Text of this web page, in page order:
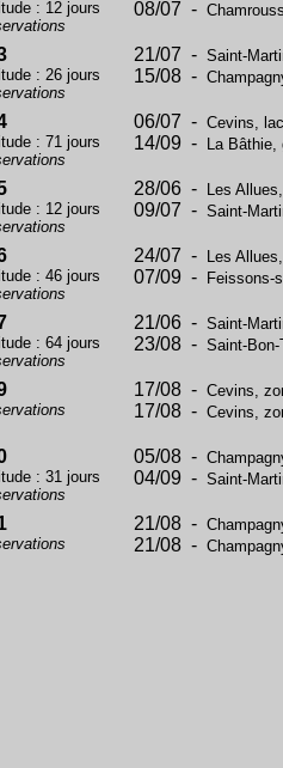
: 12 jours
08/07 -
: 26 jours
21/07 - Saint-
15/08 -
: 71 jours
06/07 - Cevins,
14/09 - La Bâthie,
: 12 jours
28/06 - Les
09/07 - Saint-
: 46 jours
24/07 - Les
07/09 - Feissons-
: 64 jours
21/06 - Saint-
23/08 - Saint-
17/08 - Cevins,
17/08 - Cevins,
: 31 jours
05/08 -
04/09 - Saint-
21/08 -
21/08 -